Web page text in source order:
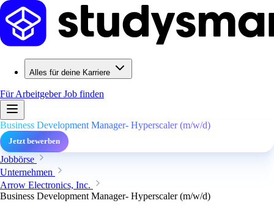
Alles für deine Karriere
Für ArbeitgeberJob finden
Business Development Manager- Hyperscaler (m/w/d)
Jetzt bewerben
Jobbörse
Unternehmen
Arrow Electronics, Inc.
Business Development Manager- Hyperscaler (m/w/d)